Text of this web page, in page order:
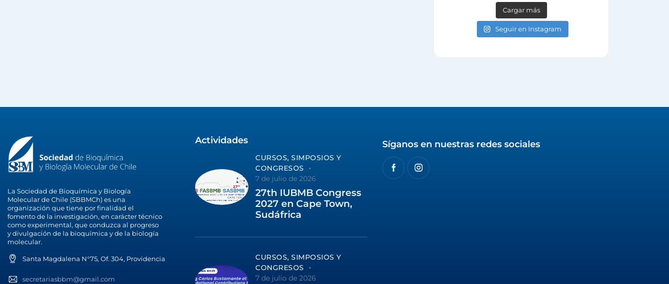
Cargar más
Seguir en Instagram
La Sociedad de Bioquímica y Biología
Molecular de Chile (SBBMCh) es una
organización que tiene por finalidad el
fomento de la investigación, en carácter técnico
como experimental, que conduzca al progreso
y divulgación de la bioquímica y de la biología
molecular.
Santa Magdalena N°75, Of. 304, Providencia
secretariasbbm@gmail.com
Actividades
CURSOS, SIMPOSIOS Y
CONGRESOS
7 de julio de 2026
27th IUBMB Congress
2027 en Cape Town,
Sudáfrica
CURSOS, SIMPOSIOS Y
CONGRESOS
7 de julio de 2026
Síganos en nuestras redes sociales